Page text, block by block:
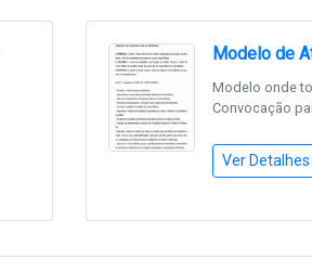
Modelo de
Modelo onde
Convocação
Ver Detalhes